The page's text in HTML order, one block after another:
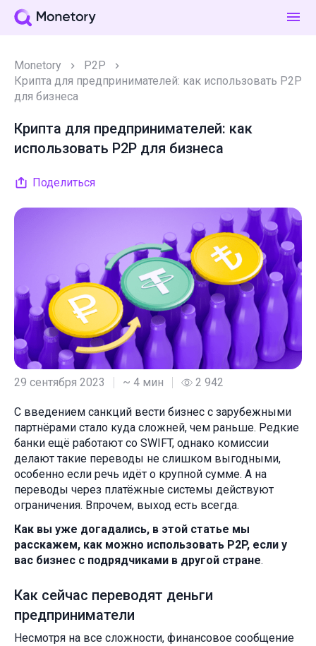
Monetory
P2P
Крипта для предпринимателей: как использовать P2P
для бизнеса
Крипта для предпринимателей: как
использовать P2P для бизнеса
Поделиться
29 сентября 2023 ~ 4 мин 2 942
С введением санкций вести бизнес с зарубежными
партнёрами стало куда сложней, чем раньше. Редкие
банки ещё работают со SWIFT, однако комиссии
делают такие переводы не слишком выгодными,
особенно если речь идёт о крупной сумме. А на
переводы через платёжные системы действуют
ограничения. Впрочем, выход есть всегда.
Как вы уже догадались, в этой статье мы
расскажем, как можно использовать P2P, если у
вас бизнес с подрядчиками в другой стране.
Как сейчас переводят деньги
предприниматели
Несмотря на все сложности, финансовое сообщение